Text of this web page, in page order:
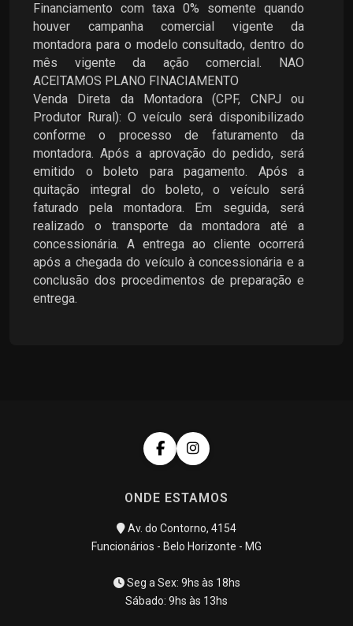
Financiamento com taxa 0% somente quando
houver campanha comercial vigente da
montadora para o modelo consultado, dentro do
mês vigente da ação comercial. NAO
ACEITAMOS PLANO FINACIAMENTO
Venda Direta da Montadora (CPF, CNPJ ou
Produtor Rural): O veículo será disponibilizado
conforme o processo de faturamento da
montadora. Após a aprovação do pedido, será
emitido o boleto para pagamento. Após a
quitação integral do boleto, o veículo será
faturado pela montadora. Em seguida, será
realizado o transporte da montadora até a
concessionária. A entrega ao cliente ocorrerá
após a chegada do veículo à concessionária e a
conclusão dos procedimentos de preparação e
entrega.
ONDE ESTAMOS
Av. do Contorno, 4154
Funcionários - Belo Horizonte - MG
Seg a Sex: 9hs às 18hs
Sábado: 9hs às 13hs